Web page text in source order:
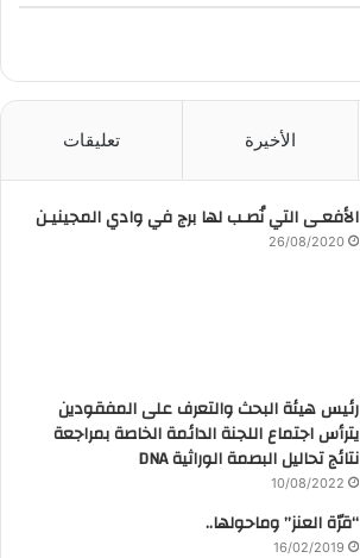
الأخيرة تعليقات
الأفعـى التي نُصـب لها برج في وادي المجينيـن
26/08/2020
رئيس هيئة البحث والتعرف على المفقودين
يترأس اجتماع اللجنة الدائمة الخاصة بمراجعة
نتائج تحاليل البصمة الوراثية DNA
10/08/2022
“قرّة العنز” وماحولها..
16/02/2019